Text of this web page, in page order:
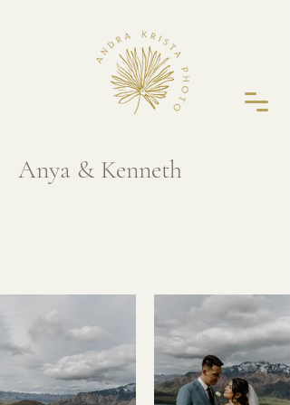
Anya & Kenneth